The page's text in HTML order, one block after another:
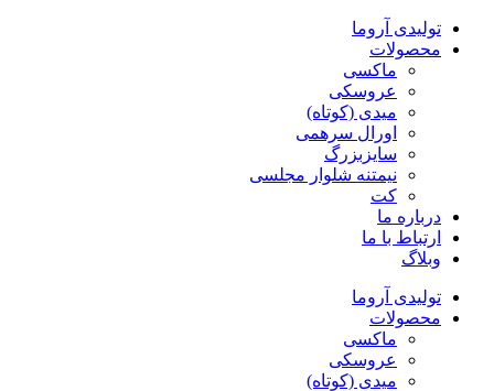
پرش
تولیدی آروما
محصولات
ماکسی
عروسکی
میدی (کوتاه)
اورال سرهمی
سایزبزرگ
نیمتنه شلوار مجلسی
کت
درباره ما
ارتباط با ما
وبلاگ
تولیدی آروما
محصولات
ماکسی
عروسکی
میدی (کوتاه)